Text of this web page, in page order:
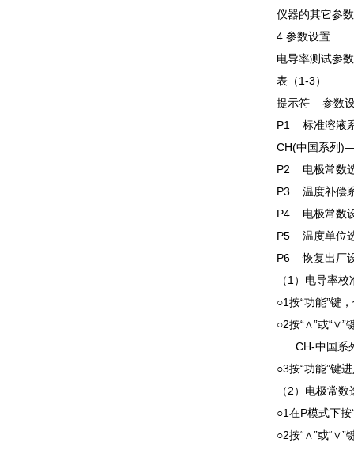
仪器的其它参
4.参数设置
电导率测试参
表（1-3）
提示符 参数
P1 标准溶液
CH(中国系列
P2 电极常数
P3 温度补偿
P4 电极常
P5 温度单位
P6 恢复出厂
（1）电导率
○1按“功能”键
○2按“∧”或“∨”
CH-中国系
○3按“功能”键
（2）电极常
○1在P模式下按
○2按“∧”或